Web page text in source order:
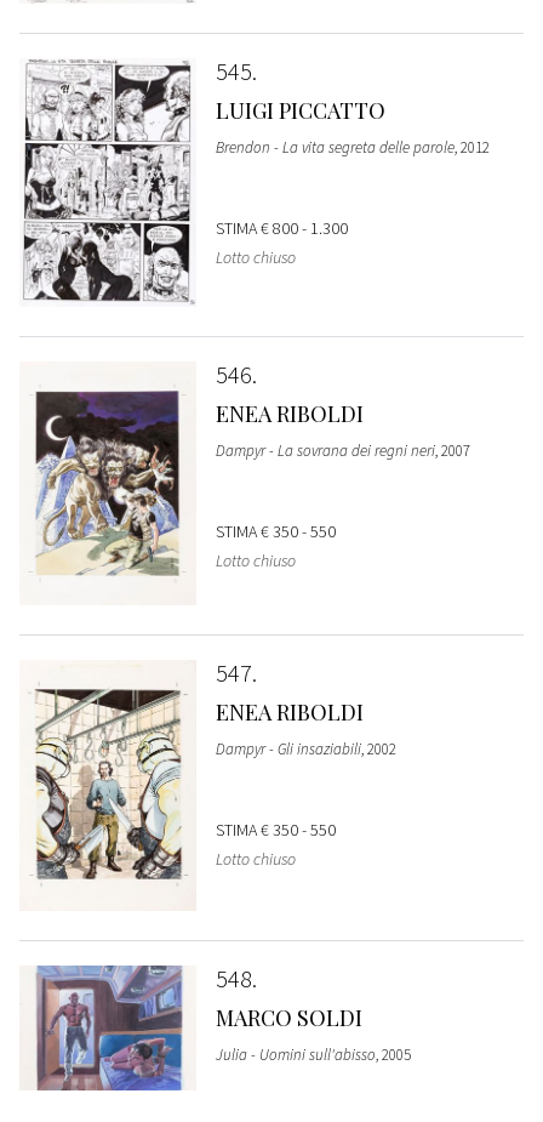
545
LUIGI PICCATTO
Brendon - La vita segreta delle parole, 2012
STIMA€ 800 - 1.300
Lotto chiuso
546
ENEA RIBOLDI
Dampyr - La sovrana dei regni neri, 2007
STIMA€ 350 - 550
Lotto chiuso
547
ENEA RIBOLDI
Dampyr - Gli insaziabili, 2002
STIMA€ 350 - 550
Lotto chiuso
548
MARCO SOLDI
Julia - Uomini sull'abisso, 2005